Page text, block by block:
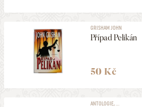
GRISHAM JOHN
Případ Pelikán
50 Kč
ANTOLOGIE, ...